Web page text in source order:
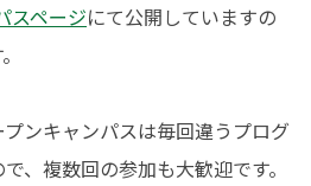
スページにて公開していますの
ンキャンパスは毎回違うプログ
、複数回の参加も大歓迎です。